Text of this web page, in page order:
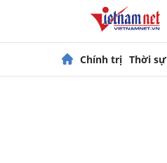
Chính trị Thời sự